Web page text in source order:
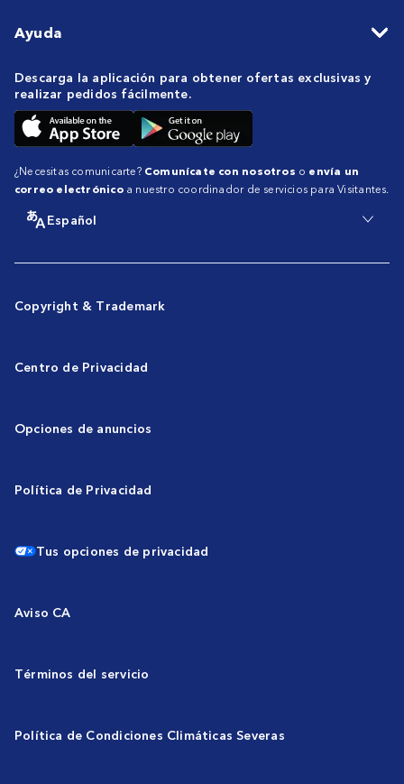
Ayuda
Descarga la aplicación para obtener ofertas exclusivas y
realizar pedidos fácilmente.
¿Necesitas comunicarte? Comunícate con nosotros o envía un
correo electrónicoa nuestro coordinador de servicios para Visitantes.
Español
Copyright & Trademark
Centro de Privacidad
Opciones de anuncios
Política de Privacidad
Tus opciones de privacidad
Aviso CA
Términos del servicio
Política de Condiciones Climáticas Severas